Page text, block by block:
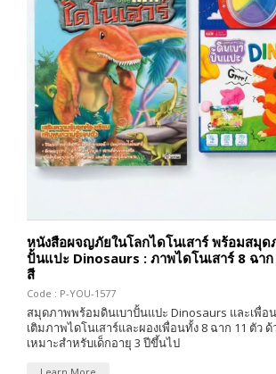
หนังสือผจญภัยในโลกไดโนเสาร์ พร้อมสมุด
ปั้นแปะ Dinosaurs : ภาพไดโนเสาร์ 8 ฉา
สี
Code : P-YOU-1577
สมุดภาพพร้อมดินเบาปั้นแปะ Dinosaurs และเพื่อ
เติมภาพไดโนเสาร์และผองเพื่อนทั้ง 8 ฉาก 11 ตัว
เหมาะสำหรับเด็กอายุ 3 ปีขึ้นไป